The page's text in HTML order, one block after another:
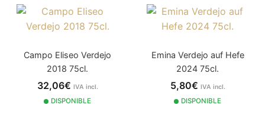
Campo Eliseo Verdejo
2018 75cl.
32,06€ IVA incl.
DISPONIBLE
Emina Verdejo auf Hefe
2024 75cl.
5,80€ IVA incl.
DISPONIBLE